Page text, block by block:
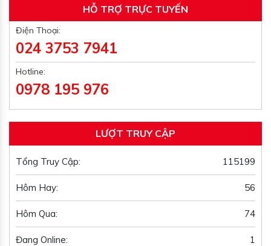
HỖ TRỢ TRỰC TUYẾN
Điện Thoại:
024 3753 7941
Hotline:
0978 195 976
LƯỢT TRUY CẬP
115199
Tổng Truy Cập:
56
Hôm Hay:
74
Hôm Qua:
1
Đang Online: